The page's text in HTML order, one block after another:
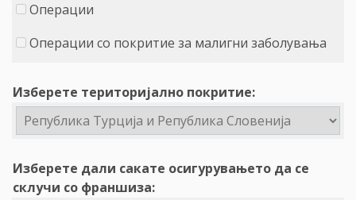
Операции
Операции со покритие за малигни заболувања
Изберете територијално покритие:
Изберете дали сакате осигурувањето да се
склучи со франшиза: